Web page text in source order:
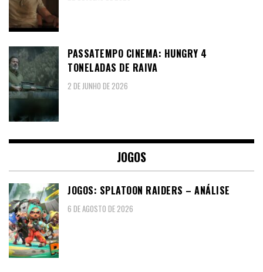
PASSATEMPO CINEMA: HUNGRY 4
TONELADAS DE RAIVA
2 DE JUNHO DE 2026
JOGOS
JOGOS: SPLATOON RAIDERS – ANÁLISE
6 DE AGOSTO DE 2026